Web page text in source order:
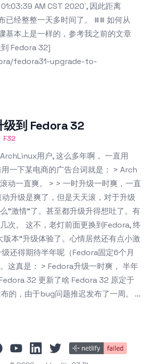
AM CST 2020`, 因此距离
已经整整一天多时间了。 ## 如何从
基本上是一样的，参考我之前的文章
到 Fedora 32]
fedora31-upgrade-to-
级到 Fedora 32
F32
用户, 这么多年啊， 一直用
一下某电商的广告台词就是： > Arch
动一直爽。 > > 一时升级一时爽，一直
升级是爽了，但是天天滚，对于升级
”激情“了。甚至都升级升得想吐了。有
次。 这不，老灯前面更换到Fedora, 终
版本“升级体验了。心情居然还有点小激
还得期待半年呢（Fedora固定6个月
这真是： > Fedora升级一时爽， 半年
32 更新了啥 Fedora 32 原定于
的，由于bug问题推迟发布了一周。 ...
youtubelinkedintwitter